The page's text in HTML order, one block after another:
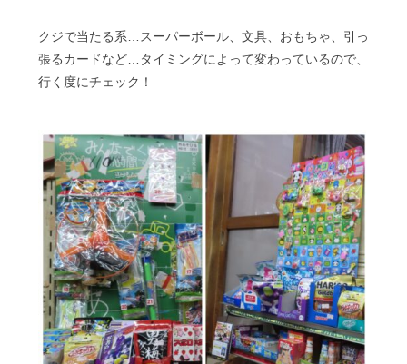
クジで当たる系…スーパーボール、文具、おもちゃ、引っ
張るカードなど…タイミングによって変わっているので、
行く度にチェック！